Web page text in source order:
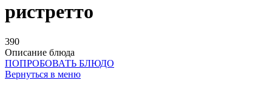
ристретто
390
Описание блюда
ПОПРОБОВАТЬ БЛЮДО
Вернуться в меню